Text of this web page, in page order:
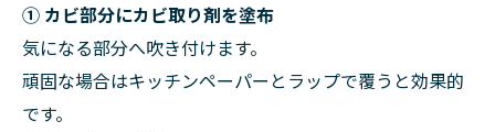
① カビ部分にカビ取り剤を塗布
気になる部分へ吹き付けます。
頑固な場合はキッチンペーパーとラップで覆うと効果的
です。